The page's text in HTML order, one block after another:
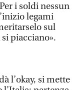
i soldi nessun
legami
sul
piacciano».
l’okay, si mette